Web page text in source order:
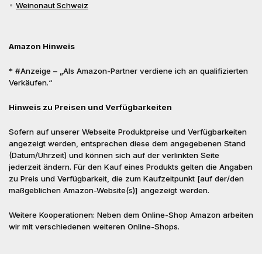
Weinonaut Schweiz
Amazon Hinweis
* #Anzeige – „Als Amazon-Partner verdiene ich an qualifizierten
Verkäufen.“
Hinweis zu Preisen und Verfügbarkeiten
Sofern auf unserer Webseite Produktpreise und Verfügbarkeiten
angezeigt werden, entsprechen diese dem angegebenen Stand
(Datum/Uhrzeit) und können sich auf der verlinkten Seite
jederzeit ändern. Für den Kauf eines Produkts gelten die Angaben
zu Preis und Verfügbarkeit, die zum Kaufzeitpunkt [auf der/den
maßgeblichen Amazon-Website(s)] angezeigt werden.
Weitere Kooperationen: Neben dem Online-Shop Amazon arbeiten
wir mit verschiedenen weiteren Online-Shops.